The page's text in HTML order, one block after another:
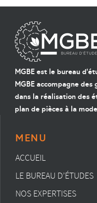
MGBE est le bureau
MGBE accompagne
dans la réalisation des
plan de pièces à la
MENU
ACCUEIL
LE BUREAU D’ÉTUDES
NOS EXPERTISES